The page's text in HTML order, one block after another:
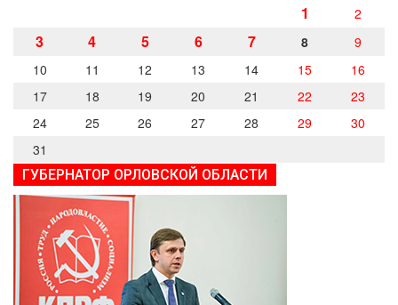
1 2
3 4 5 6 7 8
9
10
11 12 13 14 15
16
17
18 19 20 21 22
23
24
25 26 27 28 29
30
31
ГУБЕРНАТОР ОРЛОВСКОЙ ОБЛАСТИ